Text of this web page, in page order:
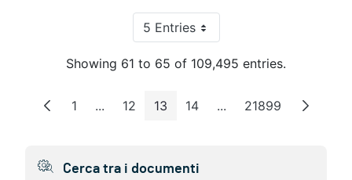
5 EntriesPer Page
Showing 61 to 65 of 109,495 entries.
Page
1 ...Intermediate Pages
Page
12 Page
13 Page
14 ...Intermediate Pages
Page
21899
Cerca tra i documenti